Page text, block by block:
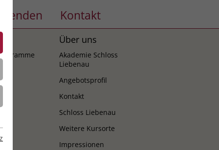
Spenden Kontakt
Über uns
Akademie Schloss
Liebenau
Angebotsprofil
Kontakt
Schloss Liebenau
Weitere Kursorte
Impressionen